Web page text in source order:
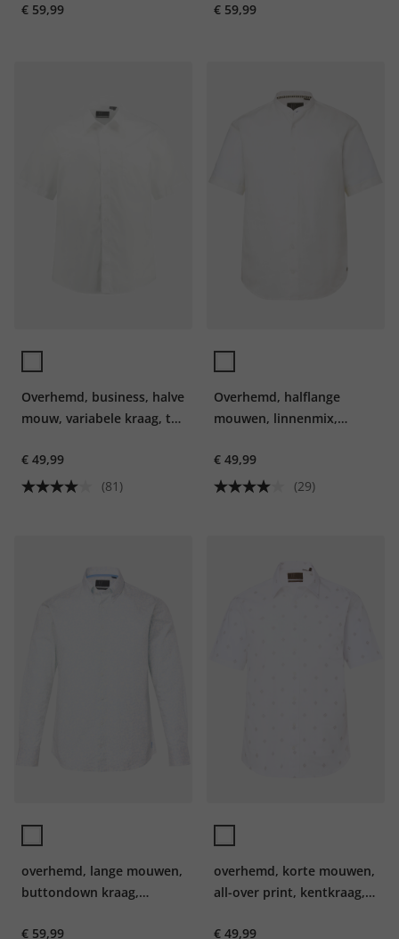
Modern Fit
€ 59,99
tot 8XL
€ 59,99
Overhemd, business, halve
mouw, variabele kraag, tot
pasvorm, EasyCare
€ 49,99
(81)
Overhemd, halflange
mouwen, linnenmix,
fit
€ 49,99
(29)
overhemd, lange mouwen,
buttondown kraag,
tot 8XL
€ 59,99
overhemd, korte mouwen,
all-over print, kentkraag,
€ 49,99